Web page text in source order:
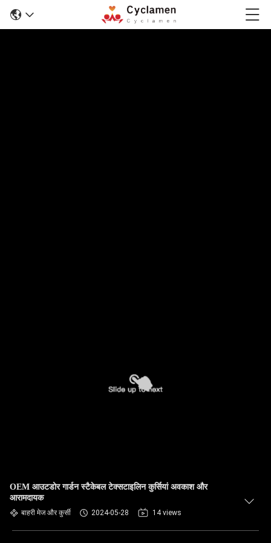
OEM आउटडोर गार्डन स्टैकेबल टेक्सटाइलिन कुर्सियां अवकाश और
आरामदायक
बाहरी मेज और कुर्सी 2024-05-28 14 views